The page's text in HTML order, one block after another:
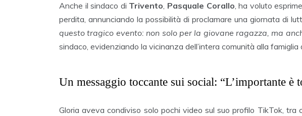
Anche il sindaco di Trivento, Pasquale Corallo, ha voluto
perdita, annunciando la possibilità di proclamare una giornata di
questo tragico evento: non solo per la giovane ragazza, ma
sindaco, evidenziando la vicinanza dell’intera comunità alla famiglia
Un messaggio toccante sui social: “L’importante è
Gloria aveva condiviso solo pochi video sul suo profilo TikTok, tra